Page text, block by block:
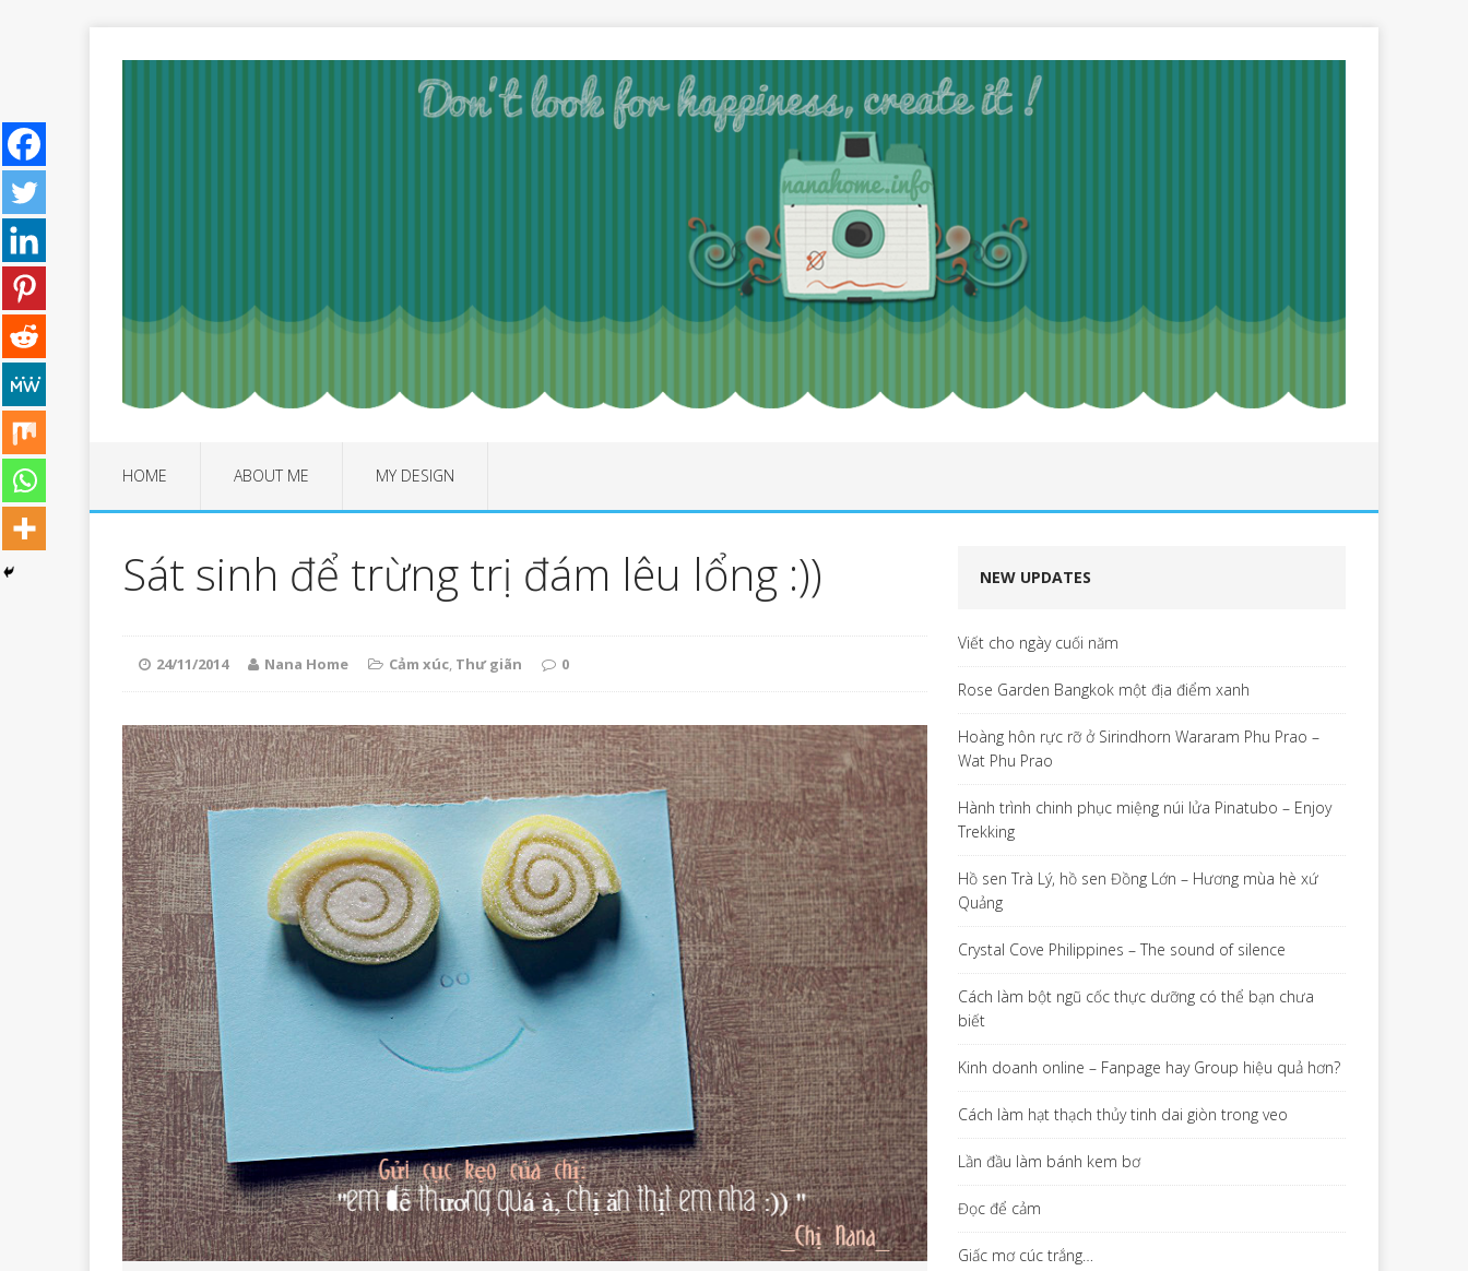
HOME ABOUT ME MY DESIGN
Sát sinh để trừng trị đám lêu lổng :))
24/11/2014 Nana Home Cảm xúc, Thư giãn 0
NEW UPDATES
Viết cho ngày cuối năm
Rose Garden Bangkok một địa điểm xanh
Hoàng hôn rực rỡ ở Sirindhorn Wararam Phu Prao –
Wat Phu Prao
Hành trình chinh phục miệng núi lửa Pinatubo – Enjoy
Trekking
Hồ sen Trà Lý, hồ sen Đồng Lớn – Hương mùa hè xứ
Quảng
Crystal Cove Philippines – The sound of silence
Cách làm bột ngũ cốc thực dưỡng có thể bạn chưa
biết
Kinh doanh online – Fanpage hay Group hiệu quả hơn?
Cách làm hạt thạch thủy tinh dai giòn trong veo
Lần đầu làm bánh kem bơ
Đọc để cảm
Giấc mơ cúc trắng…